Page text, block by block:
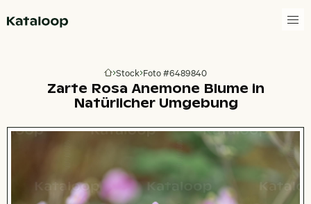
Zur Homepage
Stock Foto #6489840
Zarte Rosa Anemone Blume in
Natürlicher Umgebung